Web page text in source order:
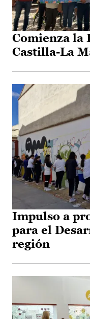
Comienza la
Castilla-La
Impulso a
para el
región